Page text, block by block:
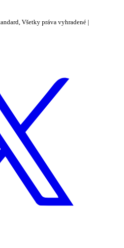
Všetky práva vyhradené |